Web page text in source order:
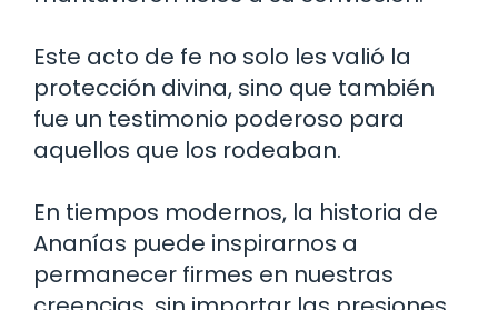
Este acto de fe no solo les valió la
protección divina, sino que también
fue un testimonio poderoso para
aquellos que los rodeaban.
En tiempos modernos, la historia de
Ananías puede inspirarnos a
permanecer firmes en nuestras